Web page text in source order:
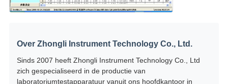
Over Zhongli Instrument Technology Co., Ltd.
Sinds 2007 heeft Zhongli Instrument Technology Co., Ltd
zich gespecialiseerd in de productie van
laboratoriumtestapparatuur vanuit ons hoofdkantoor in